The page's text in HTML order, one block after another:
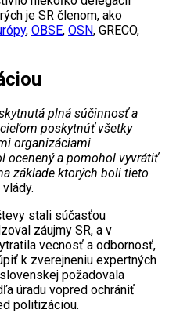
je SR členom, ako
, OBSE, OSN, GRECO,
plná súčinnosť a
poskytnúť všetky
organizáciami
ocenený a pomohol vyvrátiť
základe ktorých boli tieto
stali súčasťou
záujmy SR, a v
vecnosť a odbornosť,
k zverejneniu expertných
požadovala
úradu vopred ochrániť
politizáciou.